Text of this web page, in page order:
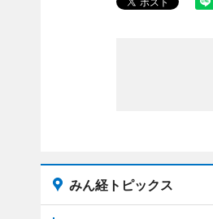
みん経トピックス